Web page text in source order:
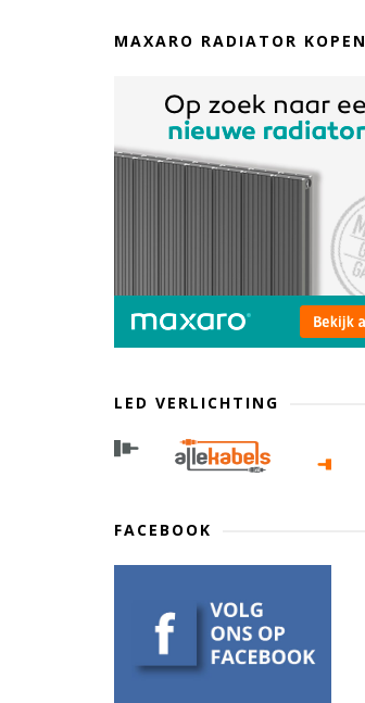
MAXARO RADIATOR KOPEN
LED VERLICHTING
FACEBOOK